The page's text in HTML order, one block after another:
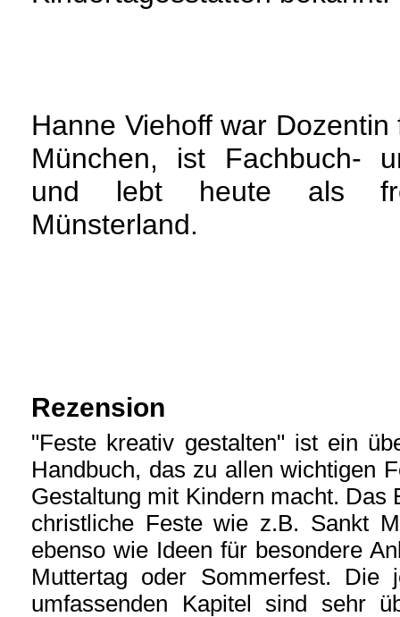
Hanne Viehoff war
München, ist Fachbuch-
und lebt heute als
Münsterland.
Rezension
"Feste kreativ gestalten" ist ein
Handbuch, das zu allen wichtigen
Gestaltung mit Kindern macht. Das
christliche Feste wie z.B. Sankt
ebenso wie Ideen für besondere
Muttertag oder Sommerfest.
umfassenden Kapitel sind sehr